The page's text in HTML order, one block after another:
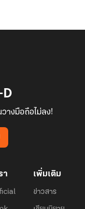
างมือถือไม่ลง!
า เพิ่มเติม
ข่าวสาร